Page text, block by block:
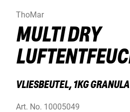
ThoMar
MULTI DRY
VLIESBEUTEL, 1KG
Art. No. 10005049